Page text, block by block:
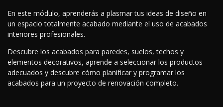
En este módulo, aprenderás a plasmar tus ideas de diseño en
un espacio totalmente acabado mediante el uso de acabados
interiores profesionales.
Descubre los acabados para paredes, suelos, techos y
elementos decorativos, aprende a seleccionar los productos
adecuados y descubre cómo planificar y programar los
acabados para un proyecto de renovación completo.